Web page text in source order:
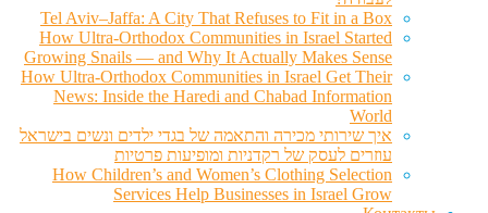
Tel Aviv–Jaffa: A City That Refuses to Fit in a Box
How Ultra-Orthodox Communities in Israel Started
Growing Snails — and Why It Actually Makes Sense
How Ultra-Orthodox Communities in Israel Get Their
News: Inside the Haredi and Chabad Information
World
איך שירותי מכירה והתאמה של בגדי ילדים ונשים בישראל
עוזרים לעסק של רקדניות ומופיעות פרטיות
How Children’s and Women’s Clothing Selection
Services Help Businesses in Israel Grow